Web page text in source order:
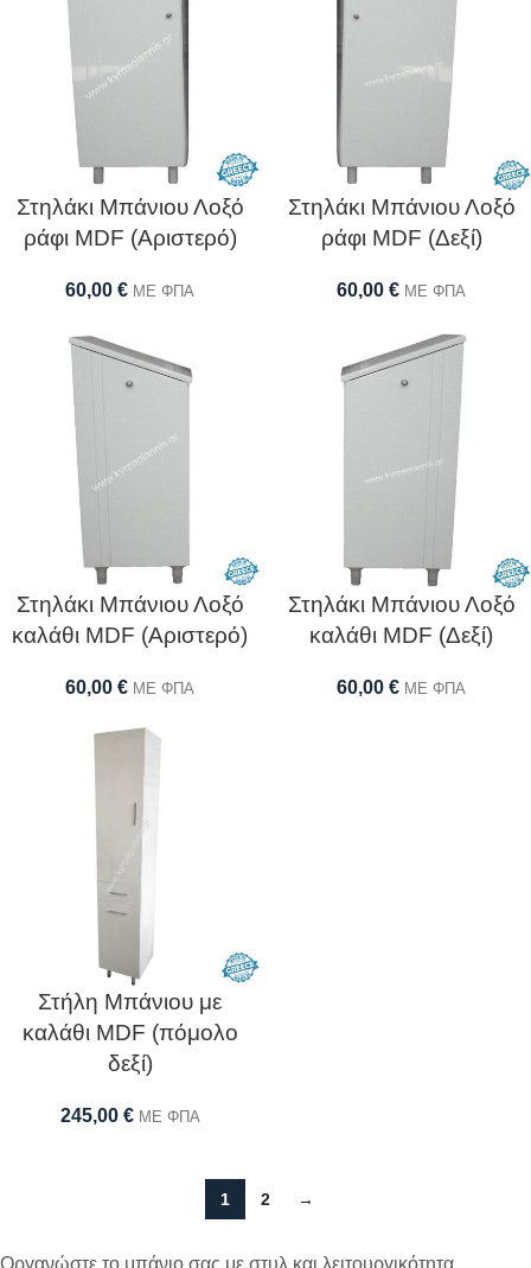
Στηλάκι Μπάνιου Λοξό
ράφι MDF (Αριστερό)
60,00 € ΜΕ ΦΠΑ
Στηλάκι Μπάνιου Λοξό
ράφι MDF (Δεξί)
60,00 € ΜΕ ΦΠΑ
Στηλάκι Μπάνιου Λοξό
καλάθι MDF (Αριστερό)
60,00 € ΜΕ ΦΠΑ
Στηλάκι Μπάνιου Λοξό
καλάθι MDF (Δεξί)
60,00 € ΜΕ ΦΠΑ
Στήλη Μπάνιου με
καλάθι MDF (πόμολο
δεξί)
245,00 € ΜΕ ΦΠΑ
1 2 →
Οργανώστε το μπάνιο σας με στυλ και λειτουργικότητα